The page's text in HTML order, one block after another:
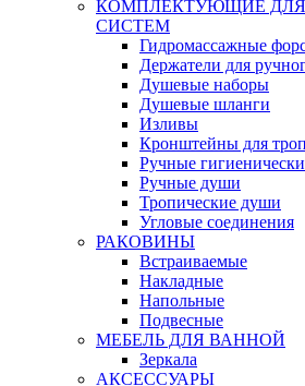
КОМПЛЕКТУЮЩИЕ
СИСТЕМ
Гидромассажные
Держатели для
Душевые наборы
Душевые шланги
Изливы
Кронштейны для
Ручные
Ручные души
Тропические души
Угловые соединения
РАКОВИНЫ
Встраиваемые
Накладные
Напольные
Подвесные
МЕБЕЛЬ ДЛЯ ВАННОЙ
Зеркала
АКСЕССУАРЫ